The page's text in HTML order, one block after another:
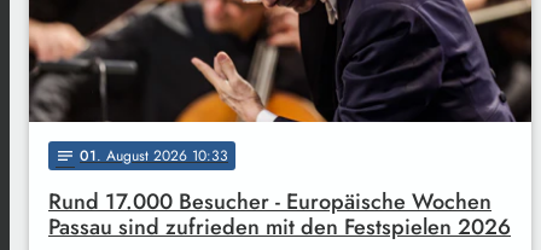
notes 01. August 2026 10:33
Rund 17.000 Besucher - Europäische Wochen
Passau sind zufrieden mit den Festspielen 2026